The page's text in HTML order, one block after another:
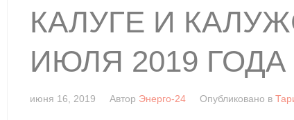
КАЛУГЕ И
ИЮЛЯ 2019 ГОДА
июня 16, 2019 Автор Энерго-24 Опубликовано в